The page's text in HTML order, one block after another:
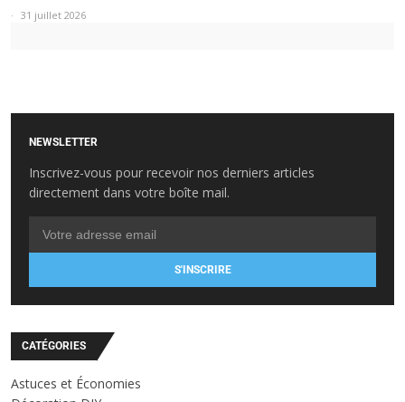
31 juillet 2026
NEWSLETTER
Inscrivez-vous pour recevoir nos derniers articles
directement dans votre boîte mail.
S'INSCRIRE
CATÉGORIES
Astuces et Économies